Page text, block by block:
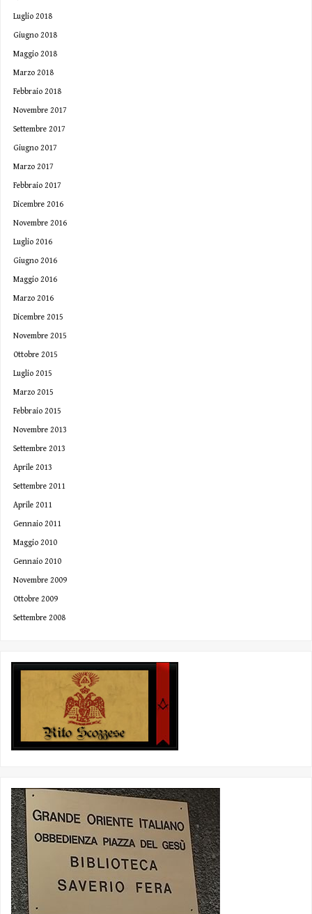
Luglio 2018
Giugno 2018
Maggio 2018
Marzo 2018
Febbraio 2018
Novembre 2017
Settembre 2017
Giugno 2017
Marzo 2017
Febbraio 2017
Dicembre 2016
Novembre 2016
Luglio 2016
Giugno 2016
Maggio 2016
Marzo 2016
Dicembre 2015
Novembre 2015
Ottobre 2015
Luglio 2015
Marzo 2015
Febbraio 2015
Novembre 2013
Settembre 2013
Aprile 2013
Settembre 2011
Aprile 2011
Gennaio 2011
Maggio 2010
Gennaio 2010
Novembre 2009
Ottobre 2009
Settembre 2008